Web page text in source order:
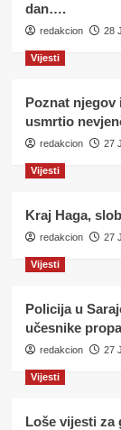
dan….
redakcion 28
Vijesti
Poznat njegov
usmrtio
redakcion 27
Vijesti
Kraj Haga,
redakcion 27
Vijesti
Policija u
učesnike
redakcion 27
Vijesti
Loše vijesti za